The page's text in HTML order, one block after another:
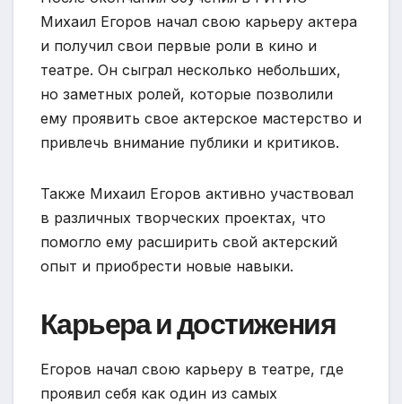
Михаил Егоров начал свою карьеру актера
и получил свои первые роли в кино и
театре. Он сыграл несколько небольших,
но заметных ролей, которые позволили
ему проявить свое актерское мастерство и
привлечь внимание публики и критиков.
Также Михаил Егоров активно участвовал
в различных творческих проектах, что
помогло ему расширить свой актерский
опыт и приобрести новые навыки.
Карьера и достижения
Егоров начал свою карьеру в театре, где
проявил себя как один из самых